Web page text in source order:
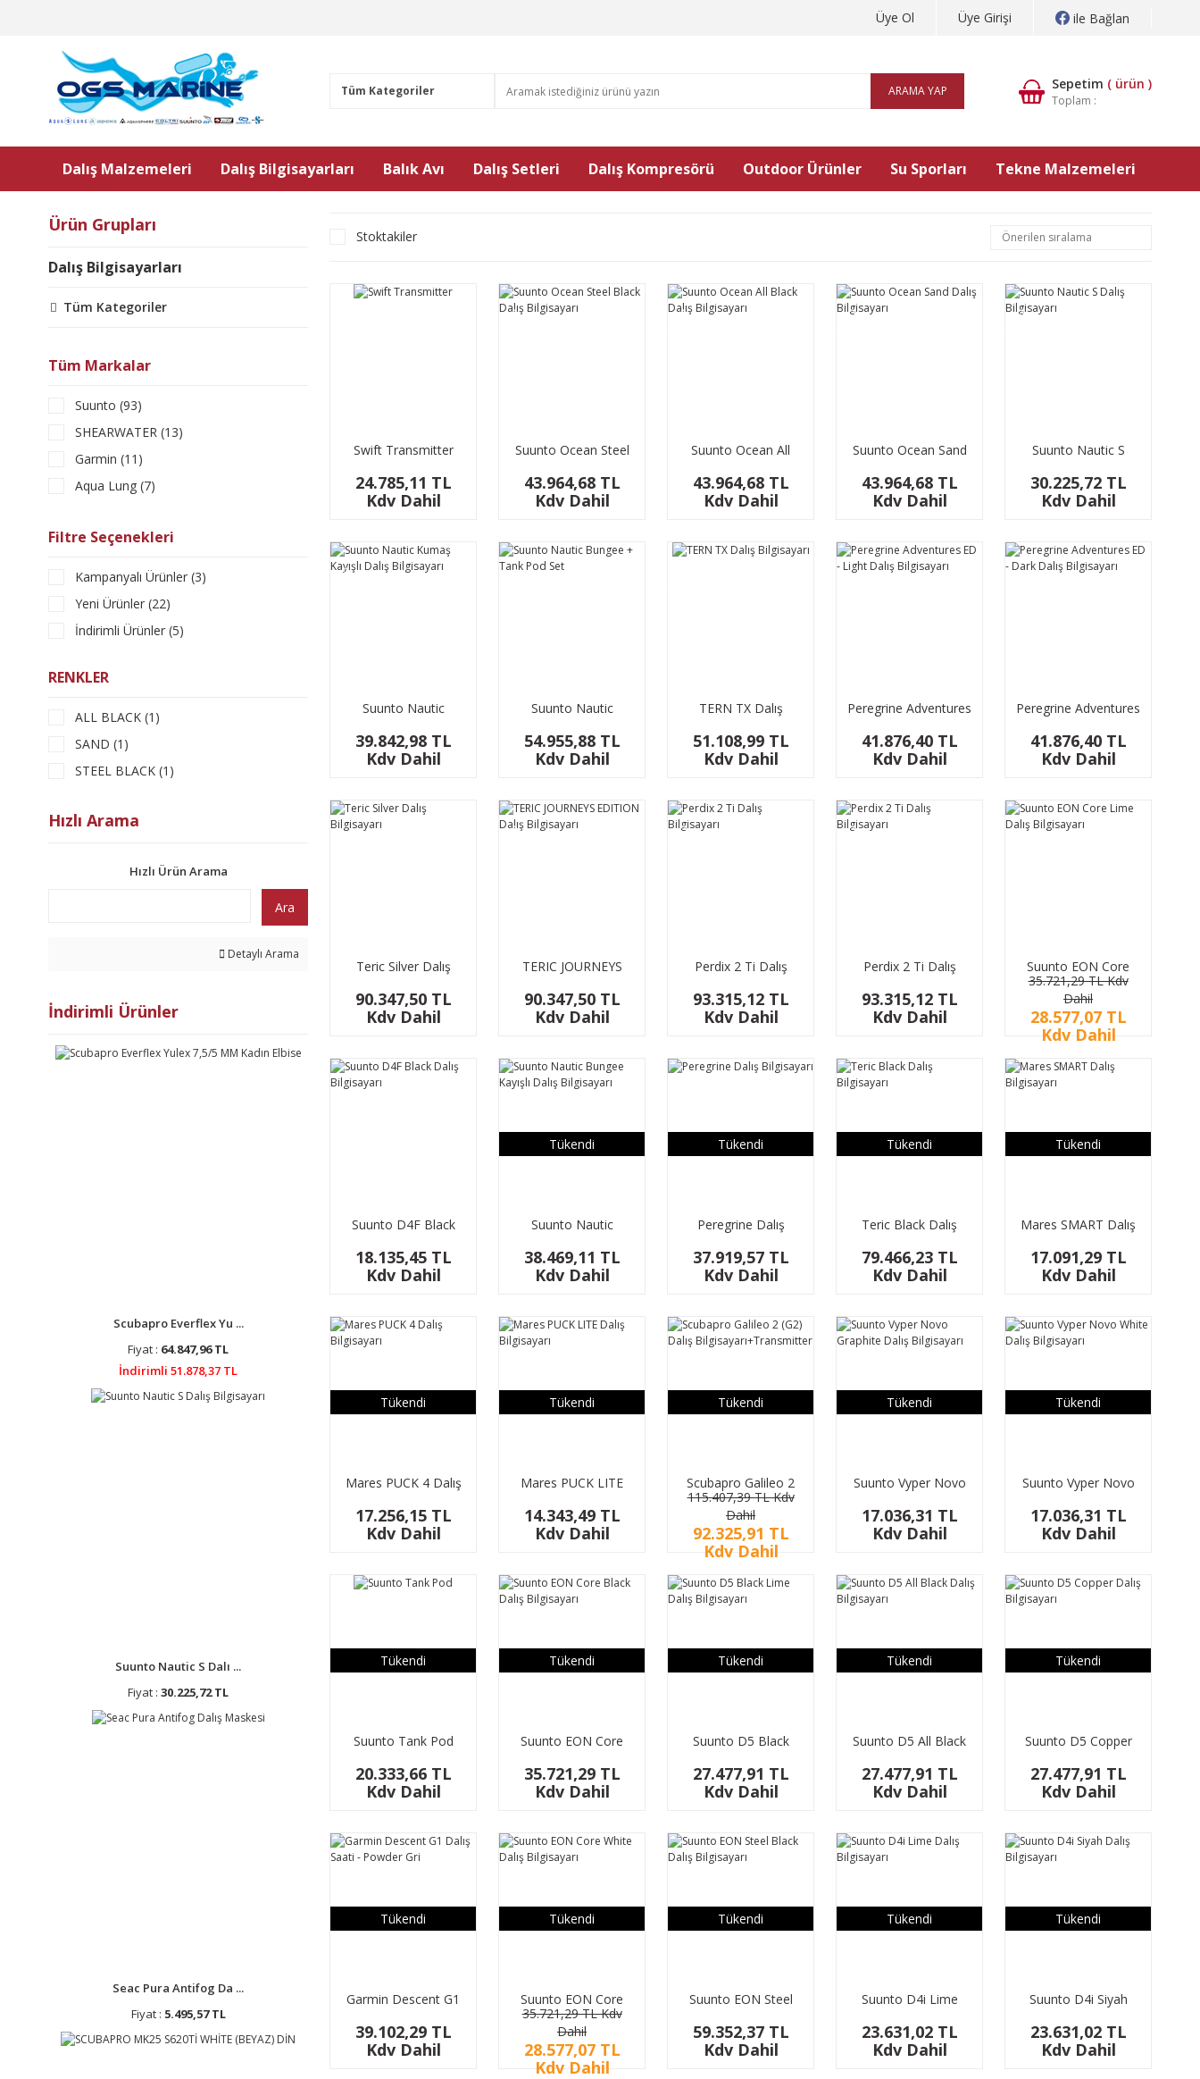
Üye Ol Üye Girişi ile Bağlan
ARAMA YAP Sepetim ( ürün )
Toplam :
Dalış Malzemeleri Dalış Bilgisayarları Balık Avı Dalış Setleri Dalış Kompresörü Outdoor Ürünler Su Sporları Tekne Malzemeleri
Ürün Grupları
Dalış Bilgisayarları
Tüm Kategoriler
Tüm Markalar
Suunto (93)
SHEARWATER (13)
Garmin (11)
Aqua Lung (7)
Ratio (4)
BEUCHAT (3)
Apeks (2)
Aropec (1)
Scubapro (1)
Filtre Seçenekleri
Kampanyalı Ürünler (3)
Yeni Ürünler (22)
İndirimli Ürünler (5)
RENKLER
ALL BLACK (1)
SAND (1)
STEEL BLACK (1)
Hızlı Arama
Hızlı Ürün Arama
Ara
Detaylı Arama
İndirimli Ürünler
Scubapro Everflex Yu ...
Fiyat : 64.847,96 TL
İndirimli 51.878,37 TL
Suunto Nautic S Dalı ...
Fiyat : 30.225,72 TL
Seac Pura Antifog Da ...
Fiyat : 5.495,57 TL
Stoktakiler
Swift Transmitter
24.785,11 TL
Kdv Dahil
YENİ
Suunto Ocean Steel
Bilgisayarı
43.964,68 TL
Kdv Dahil
YENİ
Suunto Ocean All
Bilgisayarı
43.964,68 TL
Kdv Dahil
YENİ
Suunto Ocean Sand
43.964,68 TL
Kdv Dahil
YENİ
Suunto Nautic S
30.225,72 TL
Kdv Dahil
YENİ
Suunto Nautic
Bilgisayarı
39.842,98 TL
Kdv Dahil
YENİ
Suunto Nautic
Set
54.955,88 TL
Kdv Dahil
TERN TX Dalış
51.108,99 TL
Kdv Dahil
Peregrine Adventures
Bilgisayarı
41.876,40 TL
Kdv Dahil
Peregrine Adventures
Bilgisayarı
41.876,40 TL
Kdv Dahil
Teric Silver Dalış
90.347,50 TL
Kdv Dahil
YENİ
TERIC JOURNEYS
Bilgisayarı
90.347,50 TL
Kdv Dahil
YENİ
Perdix 2 Ti Dalış
93.315,12 TL
Kdv Dahil
YENİ
Perdix 2 Ti Dalış
93.315,12 TL
Kdv Dahil
Suunto EON Core
Lime Dalış Bilgisayarı
35.721,29 TL Kdv
Dahil
28.577,07 TL
Kdv Dahil
Suunto D4F Black
18.135,45 TL
Kdv Dahil
Tükendi
Suunto Nautic
Bilgisayarı
38.469,11 TL
Kdv Dahil
Tükendi
Peregrine Dalış
37.919,57 TL
Kdv Dahil
Tükendi
Teric Black Dalış
79.466,23 TL
Kdv Dahil
Tükendi
Mares SMART Dalış
17.091,29 TL
Kdv Dahil
Tükendi
Mares PUCK 4 Dalış
17.256,15 TL
Kdv Dahil
Tükendi
Mares PUCK LITE
14.343,49 TL
Kdv Dahil
Tükendi
Scubapro Galileo 2
(G2) Dalış
Bilgisayarı+Transmitter
115.407,39 TL Kdv
Dahil
92.325,91 TL
Kdv Dahil
Tükendi
Suunto Vyper Novo
Bilgisayarı
17.036,31 TL
Kdv Dahil
Tükendi
Suunto Vyper Novo
Bilgisayarı
17.036,31 TL
Kdv Dahil
Tükendi
Suunto Tank Pod
20.333,66 TL
Kdv Dahil
Tükendi
Suunto EON Core
Bilgisayarı
35.721,29 TL
Kdv Dahil
Tükendi
Suunto D5 Black
27.477,91 TL
Kdv Dahil
Tükendi
Suunto D5 All Black
27.477,91 TL
Kdv Dahil
Tükendi
Suunto D5 Copper
27.477,91 TL
Kdv Dahil
Tükendi
Garmin Descent G1
Gri
39.102,29 TL
Kdv Dahil
Tükendi
Suunto EON Core
White Dalış
Bilgisayarı
35.721,29 TL Kdv
Dahil
28.577,07 TL
Kdv Dahil
Tükendi
Suunto EON Steel
Bilgisayarı
59.352,37 TL
Kdv Dahil
Tükendi
Suunto D4i Lime
23.631,02 TL
Kdv Dahil
Tükendi
Suunto D4i Siyah
23.631,02 TL
Kdv Dahil